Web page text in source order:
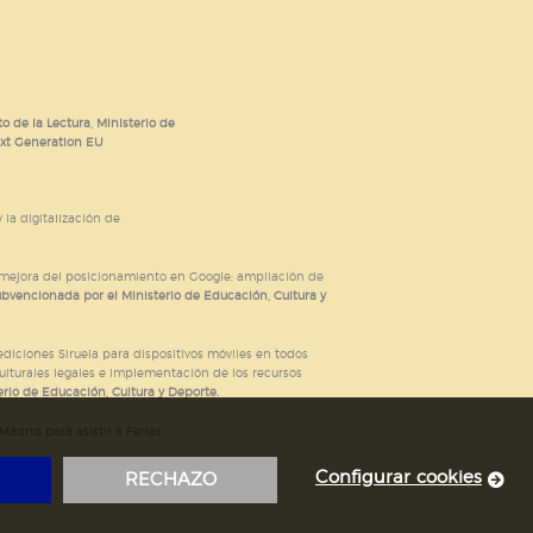
de la Lectura, Ministerio de
Generation EU
la digitalización de
del posicionamiento en Google; ampliación de
por el Ministerio de Educación, Cultura y
Siruela para dispositivos móviles en todos
legales e implementación de los recursos
de Educación, Cultura y Deporte.
RECHAZO Configurar cookies